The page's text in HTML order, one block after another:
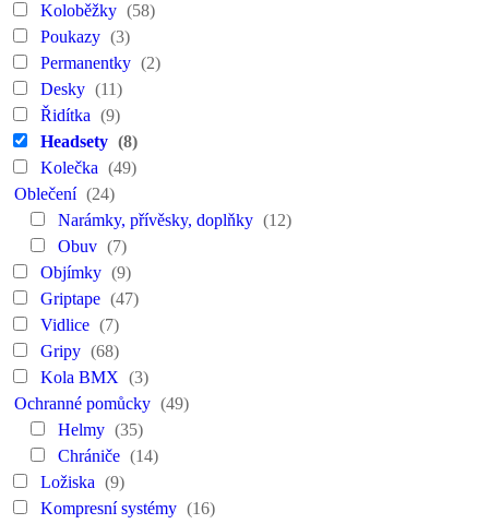
Koloběžky (58)
Poukazy (3)
Permanentky (2)
Desky (11)
Řidítka (9)
Headsety (8)
Kolečka (49)
Oblečení (24)
Narámky, přívěsky, doplňky (12)
Obuv (7)
Objímky (9)
Griptape (47)
Vidlice (7)
Gripy (68)
Kola BMX (3)
Ochranné pomůcky (49)
Helmy (35)
Chrániče (14)
Ložiska (9)
Kompresní systémy (16)